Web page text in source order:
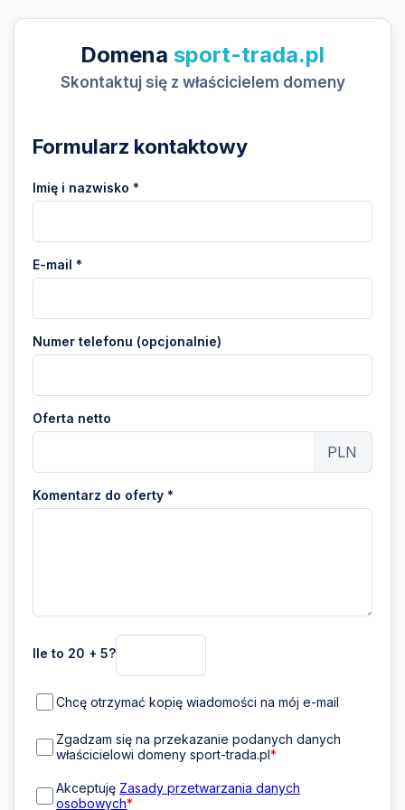
Domena sport-trada.pl
Skontaktuj się z właścicielem domeny
Formularz kontaktowy
Imię i nazwisko *
E-mail *
Numer telefonu (opcjonalnie)
Oferta netto
PLN
Komentarz do oferty *
Ile to 20 + 5?
Chcę otrzymać kopię wiadomości na mój e-mail
Zgadzam się na przekazanie podanych danych
właścicielowi domeny sport-trada.pl*
Akceptuję Zasady przetwarzania danych
osobowych*